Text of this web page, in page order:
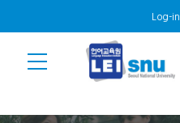
Log-in